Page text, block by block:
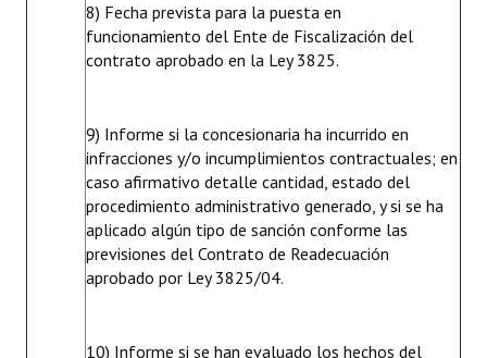
8) Fecha prevista para la puesta en
funcionamiento del Ente de Fiscalización del
contrato aprobado en la Ley 3825.
9) Informe si la concesionaria ha incurrido en
infracciones y/o incumplimientos contractuales; en
caso afirmativo detalle cantidad, estado del
procedimiento administrativo generado, y si se ha
aplicado algún tipo de sanción conforme las
previsiones del Contrato de Readecuación
aprobado por Ley 3825/04.
10) Informe si se han evaluado los hechos del